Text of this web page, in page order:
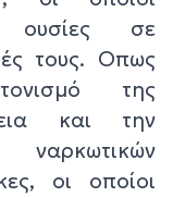
ουσίες σε
τους. Οπως
της
και την
οι οποίοι